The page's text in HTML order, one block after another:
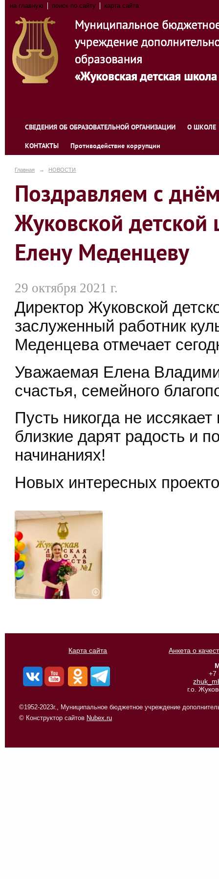
на главную поиск по сайту карта сайта
СВЕДЕНИЯ ОБ ОБРАЗОВАТЕЛЬНОЙ ОРГАНИЗАЦИИ О ШКОЛЕ
КОНТАКТЫ Противодействие коррупции
Главная → НОВОСТИ
Поздравляем с
Жуковской
Елену Меденцеву
29 октября 2021 г.
Директор Жуковской
заслуженный работник
Меденцева отмечает
Уважаемая Елена
счастья, семейного
Пусть никогда не
близкие дарят радость и
начинаниях!
Новых интересных
Карта сайта
Анкета о
+7
г.о.
©1952-2023г., Муниципальное бюджетное учреждение
© Конструктор сайтов Nubex.ru